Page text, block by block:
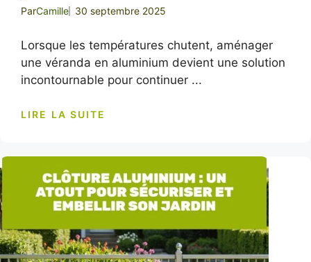
ParCamille 30 septembre 2025
Lorsque les températures chutent, aménager
une véranda en aluminium devient une solution
incontournable pour continuer ...
LIRE LA SUITE